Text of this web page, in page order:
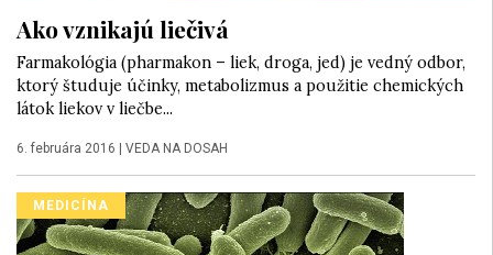
Ako vznikajú liečivá
Farmakológia (pharmakon – liek, droga, jed) je vedný odbor,
ktorý študuje účinky, metabolizmus a použitie chemických
látok liekov v liečbe...
6. februára 2016 VEDA NA DOSAH
MEDICÍNA